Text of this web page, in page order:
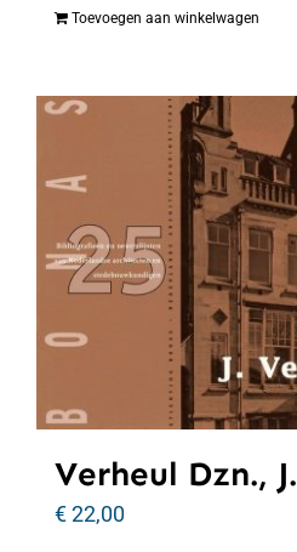
Toevoegen aan winkelwagen
Verheul Dzn., J.
€22,00